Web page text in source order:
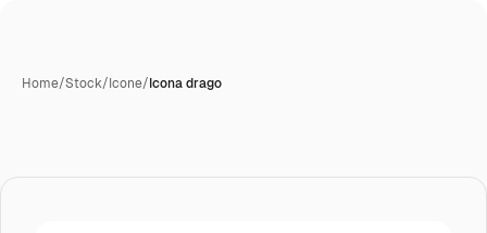
Home/Stock/Icone/Icona drago